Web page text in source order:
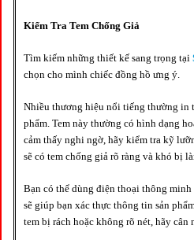
Kiểm Tra Tem Chống Giả
Tìm kiếm những thiết kế sang trọng tại
chọn cho mình chiếc đồng hồ ưng ý.
Nhiều thương hiệu nổi tiếng thường in
phẩm. Tem này thường có hình dạng
cảm thấy nghi ngờ, hãy kiểm tra kỹ
sẽ có tem chống giả rõ ràng và khó bị
Bạn có thể dùng điện thoại thông
sẽ giúp bạn xác thực thông tin sản
tem bị rách hoặc không rõ nét, hãy cân